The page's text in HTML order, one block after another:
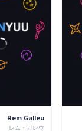
Rem Galleu
レム・ガレウ